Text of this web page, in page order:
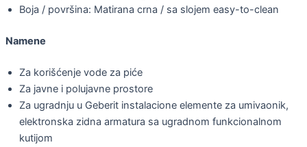
Boja / površina: Matirana crna / sa slojem easy-to-clean
Namene
Za korišćenje vode za piće
Za javne i polujavne prostore
Za ugradnju u Geberit instalacione elemente za umivaonik,
elektronska zidna armatura sa ugradnom funkcionalnom
kutijom